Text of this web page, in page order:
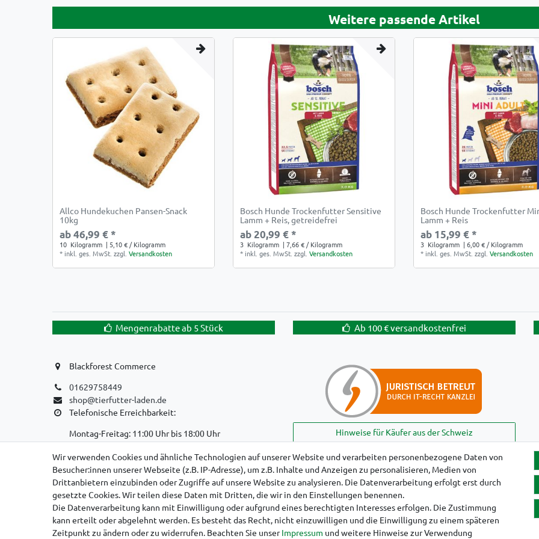
Weitere passende Artikel
Allco Hundekuchen Pansen-Snack
10kg
ab 46,99 € *
10 Kilogramm | 5,10 € / Kilogramm
* inkl. ges. MwSt. zzgl.Versandkosten
Bosch Hunde Trockenfutter Sensitive
Lamm + Reis, getreidefrei
ab 20,99 € *
3 Kilogramm | 7,66 € / Kilogramm
* inkl. ges. MwSt. zzgl.Versandkosten
Bosch Hunde Trockenfutter
Lamm + Reis
ab 15,99 € *
3 Kilogramm | 6,00 € / Kilogramm
* inkl. ges. MwSt. zzgl.Versandkosten
Mengenrabatte ab 5 Stück Ab 100 € versandkostenfrei
Blackforest Commerce
01629758449
shop@tierfutter-laden.de
Telefonische Erreichbarkeit:
Montag-Freitag: 11:00 Uhr bis 18:00 Uhr
WIR SIND EIN REINER ONLINE-VERSANDHANDEL!
KEIN LADENGESCHÄFT, KEINE SELBSTABHOLUNG!
Hinweise für Käufer aus der Schweiz
Impressum Daten­schutz­erklärung AGB Widerrufs­recht
Wir verwenden Cookies und ähnliche Technologien auf unserer Website und verarbeiten personenbezogene Daten von
Besucher:innen unserer Webseite (z.B. IP-Adresse), um z.B. Inhalte und Anzeigen zu personalisieren, Medien von
Drittanbietern einzubinden oder Zugriffe auf unsere Website zu analysieren. Die Datenverarbeitung erfolgt erst durch
gesetzte Cookies. Wir teilen diese Daten mit Dritten, die wir in den Einstellungen benennen.
Die Datenverarbeitung kann mit Einwilligung oder aufgrund eines berechtigten Interesses erfolgen. Die Zustimmung
kann erteilt oder abgelehnt werden. Es besteht das Recht, nicht einzuwilligen und die Einwilligung zu einem späteren
Zeitpunkt zu ändern oder zu widerrufen. Beachten Sie unserImpressum und weitere Hinweise zur Verwendung